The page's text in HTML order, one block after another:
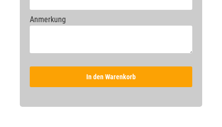
Anmerkung
In den Warenkorb